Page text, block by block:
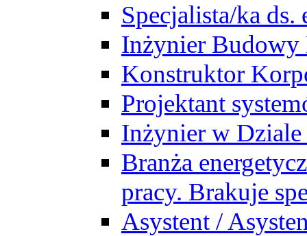
Specjalista/ka
Inżynier
Konstruktor
Projektant
Inżynier w
Branża
pracy. Brakuje
Asystent /